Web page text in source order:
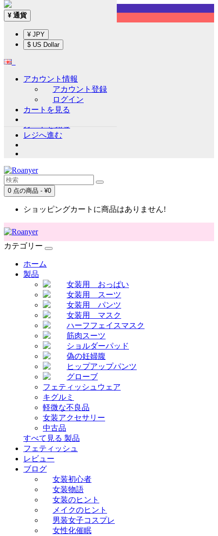
Sign up!
通貨
アカウント情報
アカウント登録
ログイン
ウイッシュリスト (0)
レジへ進む
0 点の商品 - ¥0
ショッピングカートに商品はありません!
¥ 通貨
¥ JPY
$ US Dollar
アカウント情報
アカウント登録
ログイン
カートを見る
カテゴリー
ホーム
製品
女装用 おっぱい
女装用 スーツ
女装用 パンツ
女装用 マスク
ハーフフェイスマスク
筋肉スーツ
ショルダーパッド
偽の妊婦腹
ヒップアップパンツ
グローブ
フェティッシュウェア
キグルミ
軽微な不良品
女装アクセサリー
中古品
すべて見る 製品
フェティッシュ
レビュー
ブログ
女装初心者
女装物語
女装のヒント
メイクのヒント
男装女子コスプレ
女性化催眠